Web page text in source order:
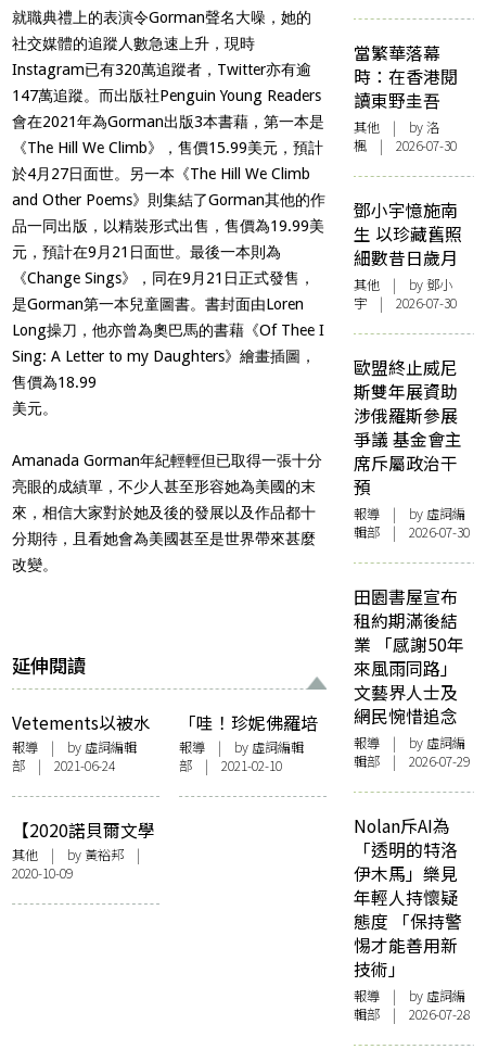
就職典禮上的表演令Gorman聲名大噪，她的
社交媒體的追蹤人數急速上升，現時
Instagram已有320萬追蹤者，Twitter亦有逾
147萬追蹤。而出版社Penguin Young Readers
會在2021年為Gorman出版3本書藉，第一本是
《The Hill We Climb》，售價15.99美元，預計
於4月27日面世。另一本《The Hill We Climb
and Other Poems》則集結了Gorman其他的作
品一同出版，以精裝形式出售，售價為19.99美
元，預計在9月21日面世。最後一本則為
《Change Sings》，同在9月21日正式發售，
是Gorman第一本兒童圖書。書封面由Loren
Long操刀，他亦曾為奧巴馬的書藉《Of Thee I
Sing: A Letter to my Daughters》繪畫插圖，
售價為18.99
美元。
Amanada Gorman年紀輕輕但已取得一張十分
亮眼的成績單，不少人甚至形容她為美國的末
來，相信大家對於她及後的發展以及作品都十
分期待，且看她會為美國甚至是世界帶來甚麼
改變。
延伸閱讀
Vetements以被水
炮車染藍示威者為
靈感惹爭議 你又
Buy唔Buy？
報導 | by 虛詞編輯
部 | 2021-06-24
「哇！珍妮佛羅培
茲！」成熱潮 手
遊廣告梗激發二創
靈感
報導| by 虛詞編輯
部 | 2021-02-10
【2020諾貝爾文學
獎】美國女詩人露
伊絲．葛綠珂——
模糊也是清晰的一
其他 | by 黃裕邦 |
2020-10-09
當繁華落幕
時：在香港閱
讀東野圭吾
其他 | by洛
楓 | 2026-07-30
鄧小宇憶施南
生 以珍藏舊照
細數昔日歲月
其他 | by 鄧小
宇 | 2026-07-30
歐盟終止威尼
斯雙年展資助
涉俄羅斯參展
爭議 基金會主
席斥屬政治干
預
報導 | by 虛詞編
輯部 | 2026-07-30
田園書屋宣布
租約期滿後結
業 「感謝50年
來風雨同路」
文藝界人士及
網民惋惜追念
報導 | by 虛詞編
輯部 | 2026-07-29
Nolan斥AI為
「透明的特洛
伊木馬」樂見
年輕人持懷疑
態度 「保持警
惕才能善用新
技術」
報導 | by 虛詞編
輯部 | 2026-07-28